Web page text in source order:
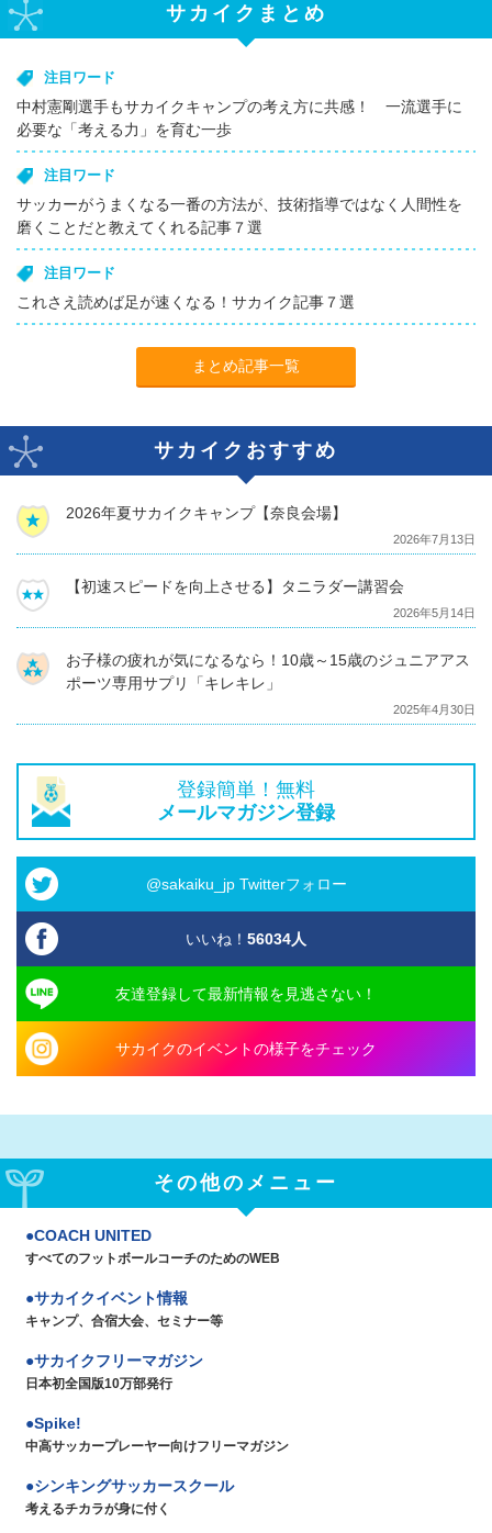
サカイクまとめ
注目ワード
中村憲剛選手もサカイクキャンプの考え方に共感！ 一流選手に
必要な「考える力」を育む一歩
注目ワード
サッカーがうまくなる一番の方法が、技術指導ではなく人間性を
磨くことだと教えてくれる記事７選
注目ワード
これさえ読めば足が速くなる！サカイク記事７選
まとめ記事一覧
サカイクおすすめ
2026年夏サカイクキャンプ【奈良会場】
2026年7月13日
【初速スピードを向上させる】タニラダー講習会
2026年5月14日
お子様の疲れが気になるなら！10歳～15歳のジュニアアス
ポーツ専用サプリ「キレキレ」
2025年4月30日
登録簡単！無料
メールマガジン登録
@sakaiku_jp Twitterフォロー
いいね！ 56034人
友達登録して最新情報を見逃さない！
サカイクのイベントの様子をチェック
その他のメニュー
COACH UNITED
すべてのフットボールコーチのためのWEB
サカイクイベント情報
キャンプ、合宿大会、セミナー等
サカイクフリーマガジン
日本初全国版10万部発行
Spike!
中高サッカープレーヤー向けフリーマガジン
シンキングサッカースクール
考えるチカラが身に付く